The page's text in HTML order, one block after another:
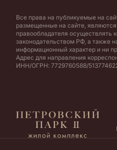
Все права на публикуемые на
размещенные на сайте,
правообладателя осуществлять
законодательством РФ, а также
информационный характер и ни
Адрес для направления
ИНН/ОГРН: 7729760588/